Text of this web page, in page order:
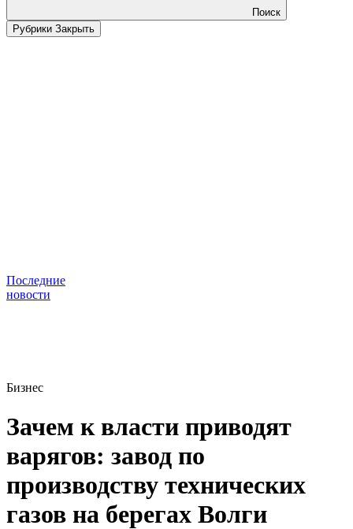
Поиск
Рубрики Закрыть
Последние
новости
Бизнес
Зачем к власти приводят
варягов: завод по
производству технических
газов на берегах Волги